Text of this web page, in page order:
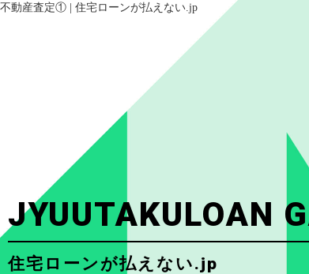
不動産査定① | 住宅ローンが払えない.jp
JYUUTAKULOAN
住宅ローンが払えない.jp